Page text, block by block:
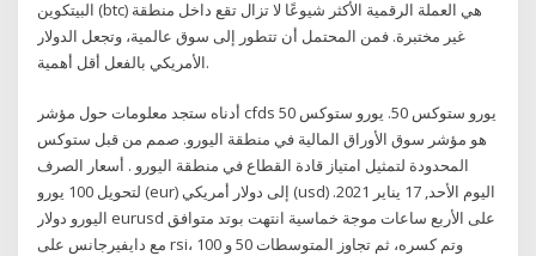
البيتكوين (btc) هي العملة الرقمية الأكثر شيوعًا لا تزال تقع داخل منطقة
غير مختبرة. فمن المحتمل أن تتطور إلى سوق عالمية، وتجعل الدولار
الأمريكي بالفعل أقل أهمية.
أدناه ستجد معلومات حول مؤشر cfds يورو ستوكس 50. يورو ستوكس 50
هو مؤشر سوق الأوراق المالية في منطقة اليورو. صمم من قبل ستوكس
المحدودة لتمثيل امتياز قادة القطاع في منطقة اليورو . أسعار الصرف
لتحويل 100 يورو (eur) إلى دولار أمريكي (usd) اليوم الأحد, 17 يناير 2021.
اليورو دولار eurusd على الأربع ساعات موجة خماسية انتهت بوتد متوافق
مع دايفيرجانس على rsi، وتم كسره، ثم تجاوز المتوسطات 50 و 100